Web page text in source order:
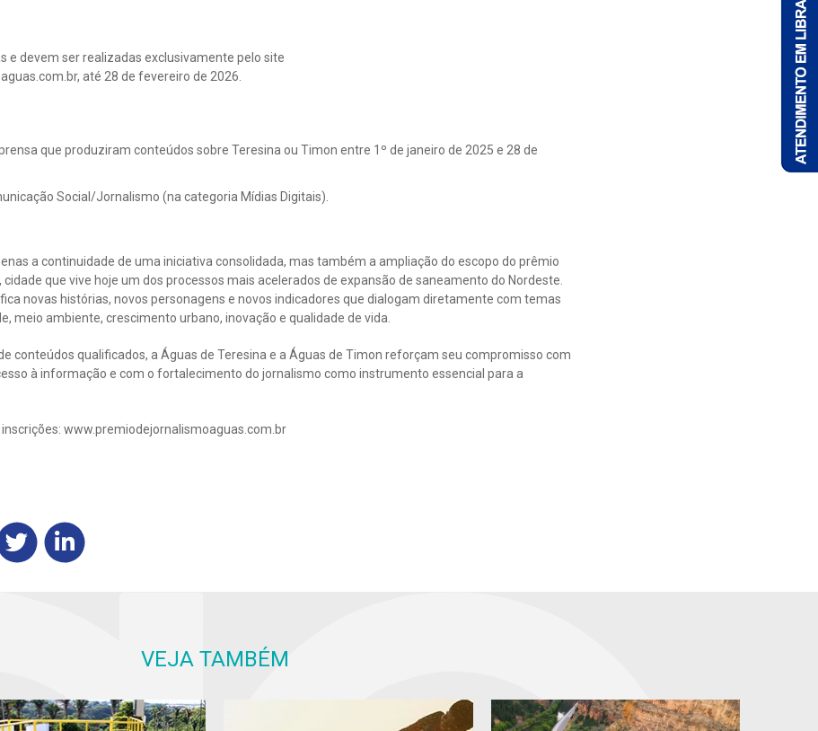
e devem ser realizadas exclusivamente pelo site
até 28 de fevereiro de 2026.
que produziram conteúdos sobre Teresina ou Timon entre 1º de janeiro de 2025 e 28 de
Social/Jornalismo (na categoria Mídias Digitais).
a continuidade de uma iniciativa consolidada, mas também a ampliação do escopo do prêmio
que vive hoje um dos processos mais acelerados de expansão de saneamento do Nordeste.
novas histórias, novos personagens e novos indicadores que dialogam diretamente com temas
meio ambiente, crescimento urbano, inovação e qualidade de vida.
conteúdos qualificados, a Águas de Teresina e a Águas de Timon reforçam seu compromisso com
à informação e com o fortalecimento do jornalismo como instrumento essencial para a
www.premiodejornalismoaguas.com.br
VEJA TAMBÉM